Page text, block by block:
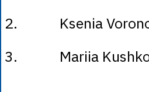
2. Ksenia
3. Mariia Kushko